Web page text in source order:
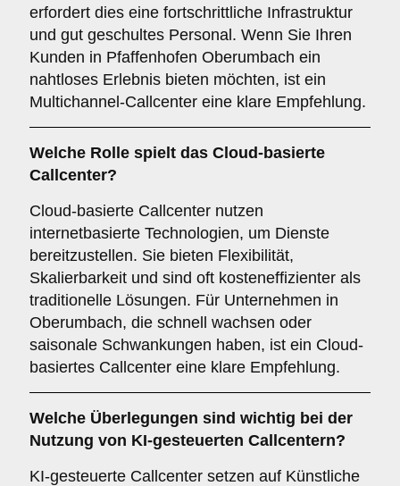
erfordert dies eine fortschrittliche Infrastruktur
und gut geschultes Personal. Wenn Sie Ihren
Kunden in Pfaffenhofen Oberumbach ein
nahtloses Erlebnis bieten möchten, ist ein
Multichannel-Callcenter eine klare Empfehlung.
Welche Rolle spielt das Cloud-basierte
Callcenter?
Cloud-basierte Callcenter nutzen
internetbasierte Technologien, um Dienste
bereitzustellen. Sie bieten Flexibilität,
Skalierbarkeit und sind oft kosteneffizienter als
traditionelle Lösungen. Für Unternehmen in
Oberumbach, die schnell wachsen oder
saisonale Schwankungen haben, ist ein Cloud-
basiertes Callcenter eine klare Empfehlung.
Welche Überlegungen sind wichtig bei der
Nutzung von KI-gesteuerten Callcentern?
KI-gesteuerte Callcenter setzen auf Künstliche